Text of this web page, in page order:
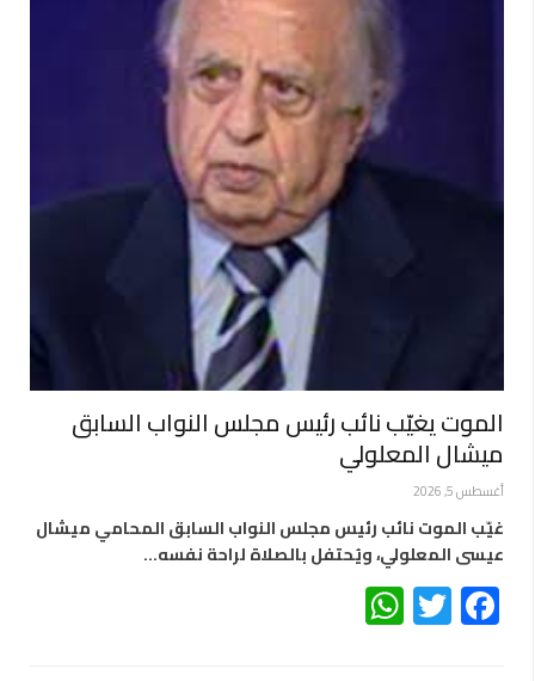
الموت يغيّب نائب رئيس مجلس النواب السابق
ميشال المعلولي
أغسطس 5, 2026
غيّب الموت نائب رئيس مجلس النواب السابق المحامي ميشال
عيسى المعلولي، ويُحتفل بالصلاة لراحة نفسه…
Facebook
Twitter